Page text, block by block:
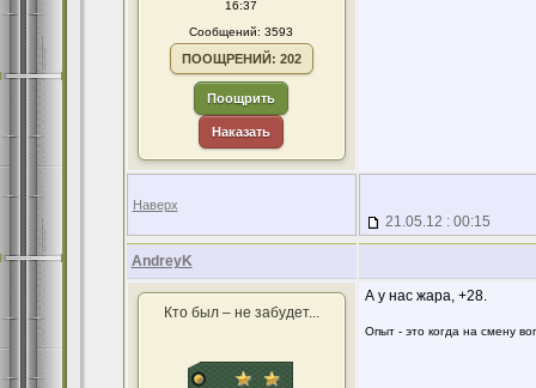
16:37
Сообщений: 3593
ПООЩРЕНИЙ: 202
Поощрить
Наказать
Наверх
21.05.12 : 00:15
AndreyK
Кто был – не забудет...
А у нас жара, +28.
Опыт - это когда на смену